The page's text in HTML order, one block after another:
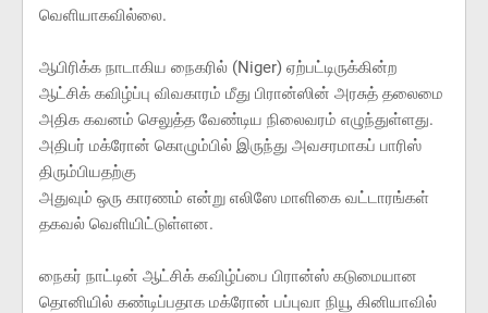
வெளியாகவில்லை.
ஆபிரிக்க நாடாகிய நைகரில் (Niger) ஏற்பட்டிருக்கின்ற
ஆட்சிக் கவிழ்ப்பு விவகாரம் மீது பிரான்ஸின் அரசுத் தலைமை
அதிக கவனம் செலுத்த வேண்டிய நிலைவரம் எழுந்துள்ளது.
அதிபர் மக்ரோன் கொழும்பில் இருந்து அவசரமாகப் பாரிஸ்
திரும்பியதற்கு
அதுவும் ஒரு காரணம் என்று எலிஸே மாளிகை வட்டாரங்கள்
தகவல் வெளியிட்டுள்ளன.
நைகர் நாட்டின் ஆட்சிக் கவிழ்ப்பை பிரான்ஸ் கடுமையான
தொனியில் கண்டிப்பதாக மக்ரோன் பப்புவா நியூ கினியாவில்